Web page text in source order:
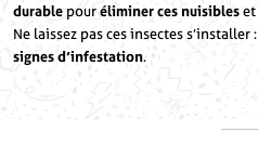
durable pouréliminer ces nuisibleset
Ne laissez pas ces insectes s’installer :
signes d’infestation.